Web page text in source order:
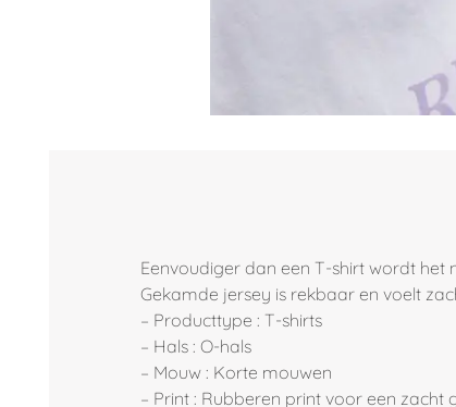
Eenvoudiger dan een T-shirt wordt het
Gekamde jersey is rekbaar en voelt
– Producttype : T-shirts
– Hals : O-hals
– Mouw : Korte mouwen
– Print : Rubberen print voor een zacht